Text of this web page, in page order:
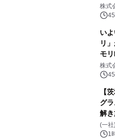
器を
イン
株式
い
リ
モ
株式
【
グ
解
(一
1